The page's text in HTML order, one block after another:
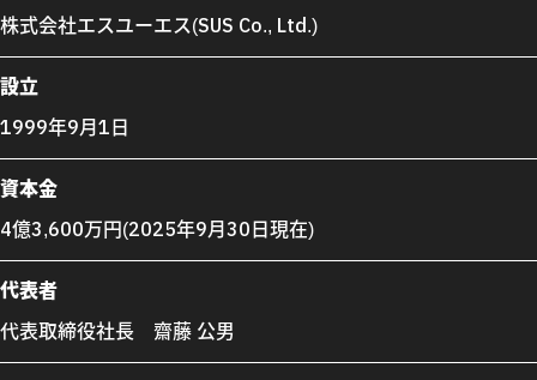
株式会社エスユーエス(SUS Co., Ltd.)
設立
1999年9月1日
資本金
4億3,600万円(2025年9月30日現在)
代表者
代表取締役社長 齋藤 公男